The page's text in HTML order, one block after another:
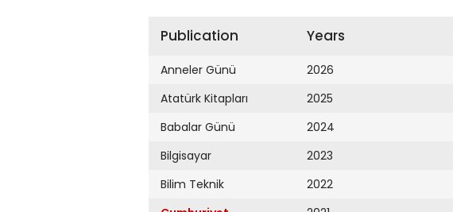
Publication
Anneler Günü
Atatürk Kitapları
Babalar Günü
Bilgisayar
Bilim Teknik
Years
2026
2025
2024
2023
2022